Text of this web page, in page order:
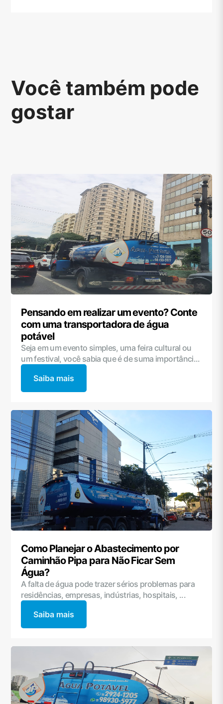
Você também pode
gostar
Pensando em realizar um evento? Conte
com uma transportadora de água
potável
Seja em um evento simples, uma feira cultural ou
um festival, você sabia que é de suma importânci...
Saiba mais
Como Planejar o Abastecimento por
Caminhão Pipa para Não Ficar Sem
Água?
A falta de água pode trazer sérios problemas para
residências, empresas, indústrias, hospitais, ...
Saiba mais